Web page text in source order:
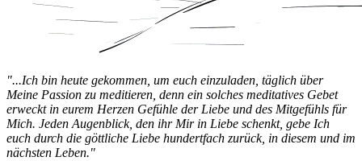
"...Ich bin heute gekommen, um euch einzuladen, täglich über
Meine Passion zu meditieren, denn ein solches meditatives Gebet
erweckt in eurem Herzen Gefühle der Liebe und des Mitgefühls für
Mich. Jeden Augenblick, den ihr Mir in Liebe schenkt, gebe Ich
euch durch die göttliche Liebe hundertfach zurück, in diesem und im
nächsten Leben."